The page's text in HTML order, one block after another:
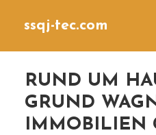
ssqj-tec.com
RUND UM
GRUND
IMMOBILIEN